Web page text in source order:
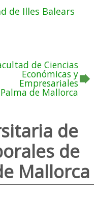
de Illes Balears
de Ciencias
Económicas y
Empresariales
Palma de Mallorca
de
de
Mallorca